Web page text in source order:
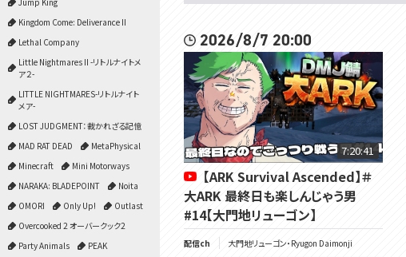
Kingdom Come: Deliverance II
Lethal Company
Little Nightmares II -リトルナイトメ
ア２-
LITTLE NIGHTMARES-リトルナイト
メア-
LOST JUDGMENT：裁かれざる記憶
MAD RAT DEAD
MetaPhysical
Minecraft
Mini Motorways
NARAKA: BLADEPOINT
Noita
OMORI
Only Up!
Outlast
Overcooked 2 オーバークック2
Party Animals
PEAK
2026/8/7 20:00
7:20:41
【ARK Survival Ascended】＃
大ARK 最終日も楽しんじゃう男
#14【大門地リューゴン】
配信ch 大門地リューゴン・Ryugon Daimonji